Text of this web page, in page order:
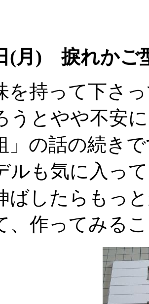
(月) 捩れかご
持って下さ
うとやや不安
」の話の続き
ルも気に入っ
ばしたらもっ
、作ってみる